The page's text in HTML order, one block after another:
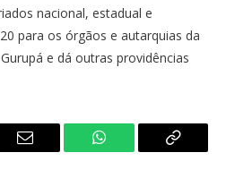
nacional, estadual e
para os órgãos e autarquias da
e dá outras providências
E-
WhatsApp Copiar